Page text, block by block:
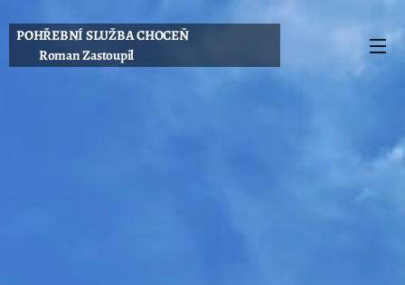
POHŘEBNÍ SLUŽBA CHOCEŇ
Roman Zastoupil